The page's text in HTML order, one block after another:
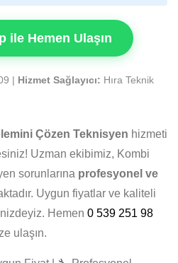
ile Hemen Ulaşın
| Hizmet Sağlayıcı: Hıra Teknik
Çözen Teknisyen hizmeti
Uzman ekibimiz, Kombi
sorunlarına profesyonel ve
Uygun fiyatlar ve kaliteli
Hemen 0 539 251 98
ulaşın.